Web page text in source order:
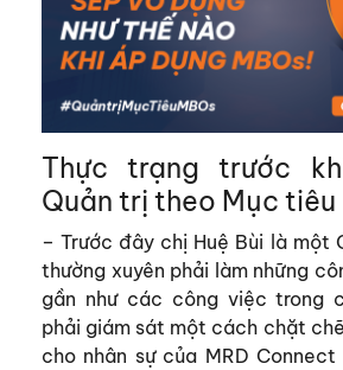
Thực trạng trước
Quản trị theo Mục tiêu
– Trước đây chị Huệ Bùi là một
thường xuyên phải làm những
gần như các công việc trong
phải giám sát một cách chặt
cho nhân sự của MRD